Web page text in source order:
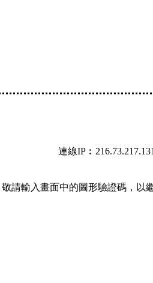
連線
請輸入畫面中的圖形驗證碼，以